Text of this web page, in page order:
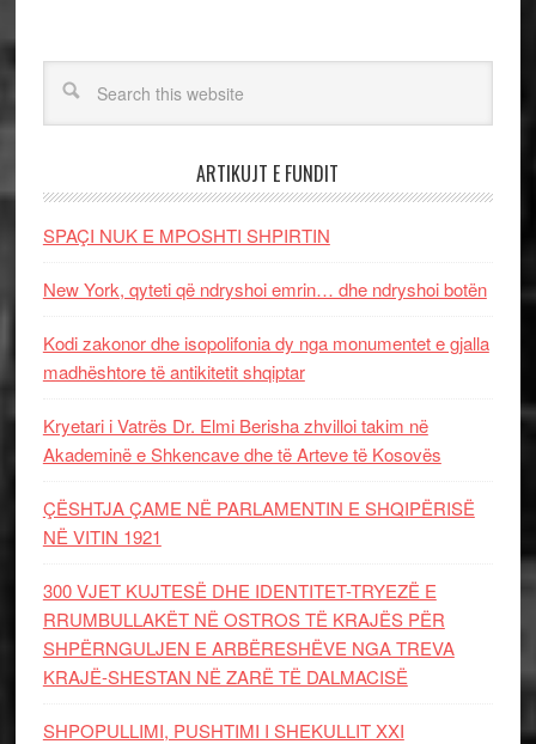
ARTIKUJT E FUNDIT
SPAÇI NUK E MPOSHTI SHPIRTIN
New York, qyteti që ndryshoi emrin… dhe ndryshoi botën
Kodi zakonor dhe isopolifonia dy nga monumentet e gjalla
madhështore të antikitetit shqiptar
Kryetari i Vatrës Dr. Elmi Berisha zhvilloi takim në
Akademinë e Shkencave dhe të Arteve të Kosovës
ÇËSHTJA ÇAME NË PARLAMENTIN E SHQIPËRISË
NË VITIN 1921
300 VJET KUJTESË DHE IDENTITET-TRYEZË E
RRUMBULLAKËT NË OSTROS TË KRAJËS PËR
SHPËRNGULJEN E ARBËRESHËVE NGA TREVA
KRAJË-SHESTAN NË ZARË TË DALMACISË
SHPOPULLIMI, PUSHTIMI I SHEKULLIT XXI